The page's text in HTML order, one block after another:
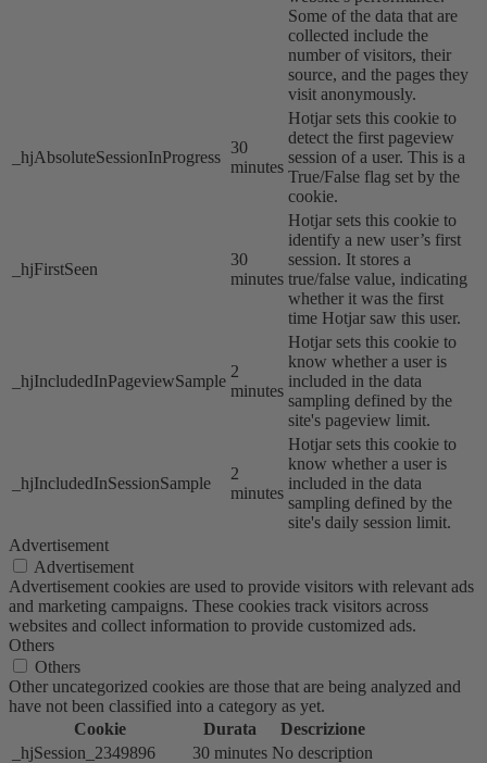
Some of the data that are
collected include the
number of visitors, their
source, and the pages they
visit anonymously.
_hjAbsoluteSessionInProgress
30
minutes
Hotjar sets this cookie to
detect the first pageview
session of a user. This is a
True/False flag set by the
cookie.
_hjFirstSeen
30
minutes
Hotjar sets this cookie to
identify a new user’s first
session. It stores a
true/false value, indicating
whether it was the first
time Hotjar saw this user.
_hjIncludedInPageviewSample
2
minutes
Hotjar sets this cookie to
know whether a user is
included in the data
sampling defined by the
site's pageview limit.
_hjIncludedInSessionSample
2
minutes
Hotjar sets this cookie to
know whether a user is
included in the data
sampling defined by the
site's daily session limit.
Advertisement
Advertisement
Advertisement cookies are used to provide visitors with relevant ads
and marketing campaigns. These cookies track visitors across
websites and collect information to provide customized ads.
Others
Others
Other uncategorized cookies are those that are being analyzed and
have not been classified into a category as yet.
Cookie
Durata
Descrizione
_hjSession_2349896
30 minutes No description